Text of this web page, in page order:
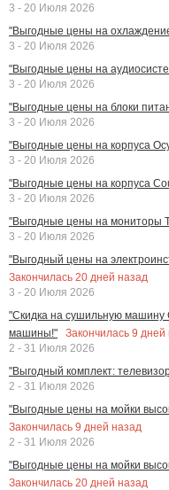
3 - 20 Июля 2026
"Выгодные цены на
3 - 20 Июля 2026
"Выгодные цены на
3 - 20 Июля 2026
"Выгодные цены на блоки
3 - 20 Июля 2026
"Выгодные цены на корпуса
3 - 20 Июля 2026
"Выгодные цены на корпуса
3 - 20 Июля 2026
"Выгодные цены на мониторы
3 - 20 Июля 2026
"Выгодный цены на
Закончилась 20 дней назад
3 - 20 Июля 2026
"Скидка на сушильную машину
машины!"
Закончилась 9 дней
2 - 31 Июля 2026
"Выгодный комплект:
2 - 31 Июля 2026
"Выгодные цены на мойки
Закончилась 9 дней назад
2 - 31 Июля 2026
"Выгодные цены на мойки
Закончилась 20 дней назад